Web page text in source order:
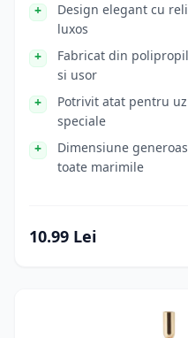
Design elegant cu
luxos
Fabricat din
si usor
Potrivit atat pentru
speciale
Dimensiune
toate marimile
10.99 Lei